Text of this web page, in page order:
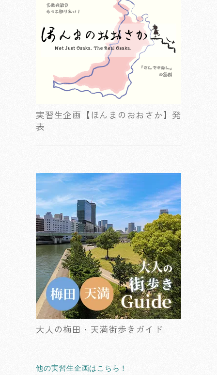
実習生企画【ほんまのおおさか】発
表
大人の梅田・天満街歩きガイド
他の実習生企画はこちら！